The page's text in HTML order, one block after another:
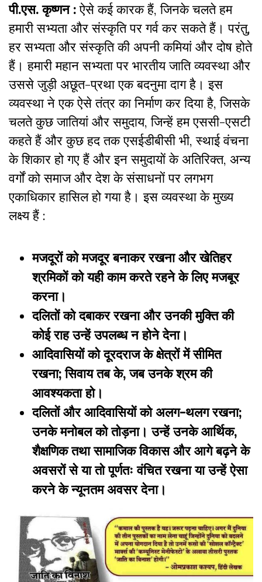
पी.एस. कृष्णन :ऐसे कई कारक हैं, जिनके चलते हम
हमारी सभ्यता और संस्कृति पर गर्व कर सकते हैं। परंतु,
हर सभ्यता और संस्कृति की अपनी कमियां और दोष होते
हैं। हमारी महान सभ्यता पर भारतीय जाति व्यवस्था और
उससे जुड़ी अछूत-प्रथा एक बदनुमा दाग है। इस
व्यवस्था ने एक ऐसे तंत्र का निर्माण कर दिया है, जिसके
चलते कुछ जातियां और समुदाय, जिन्हें हम एससी-एसटी
कहते हैं और कुछ हद तक एसईडीबीसी भी, स्थाई वंचना
के शिकार हो गए हैं और इन समुदायों के अतिरिक्त, अन्य
वर्गों को समाज और देश के संसाधनों पर लगभग
एकाधिकार हासिल हो गया है। इस व्यवस्था के मुख्य
लक्ष्य हैं :
मजदूरों को मजदूर बनाकर रखना और खेतिहर
श्रमिकों को यही काम करते रहने के लिए मजबूर
करना।
दलितों को दबाकर रखना और उनकी मुक्ति की
कोई राह उन्हें उपलब्ध न होने देना।
आदिवासियों को दूरदराज के क्षेत्रों में सीमित
रखना; सिवाय तब के, जब उनके श्रम की
आवश्यकता हो।
दलितों और आदिवासियों को अलग-थलग रखना;
उनके मनोबल को तोड़ना। उन्हें उनके आर्थिक,
शैक्षणिक तथा सामाजिक विकास और आगे बढ़ने के
अवसरों से या तो पूर्णतः वंचित रखना या उन्हें ऐसा
करने के न्यूनतम अवसर देना।